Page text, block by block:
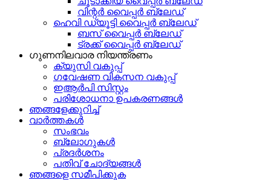
വിന്റർ വൈപ്പർ ബ്ലേഡ്
ഹെവി ഡ്യൂട്ടി വൈപ്പർ ബ്ലേഡ്
ബസ് വൈപ്പർ ബ്ലേഡ്
ട്രക്ക് വൈപ്പർ ബ്ലേഡ്
ഗുണനിലവാര നിയന്ത്രണം
ക്യുസി വകുപ്പ്
ഗവേഷണ വികസന വകുപ്പ്
ഇആർപി സിസ്റ്റം
പരിശോധനാ ഉപകരണങ്ങൾ
ഞങ്ങളേക്കുറിച്ച്
വാർത്തകൾ
സംഭവം
ബ്ലോഗുകൾ
പ്രദർശനം
പതിവ് ചോദ്യങ്ങൾ
ഞങ്ങളെ സമീപിക്കുക